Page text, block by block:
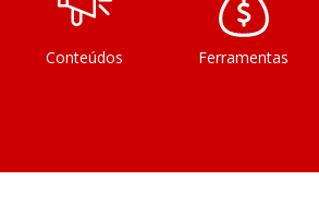
Conteúdos Ferramentas